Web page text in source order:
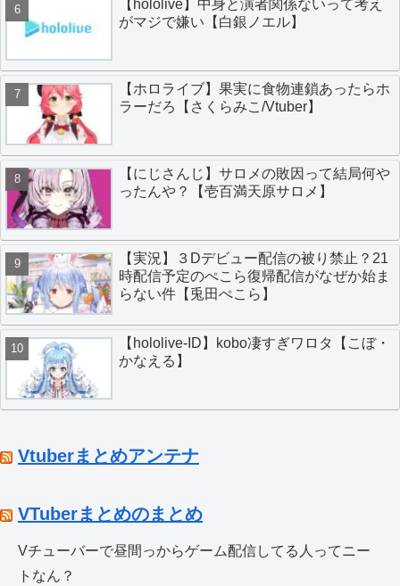
【hololive】中身と演者関係ないって考え
がマジで嫌い【白銀ノエル】
【ホロライブ】果実に食物連鎖あったらホ
ラーだろ【さくらみこ/Vtuber】
【にじさんじ】サロメの敗因って結局何や
ったんや？【壱百満天原サロメ】
【実況】３Dデビュー配信の被り禁止？21
時配信予定のぺこら復帰配信がなぜか始ま
らない件【兎田ぺこら】
【hololive-ID】kobo凄すぎワロタ【こぼ・
かなえる】
Vtuberまとめアンテナ
VTuberまとめのまとめ
Vチューバーで昼間っからゲーム配信してる人ってニー
トなん？